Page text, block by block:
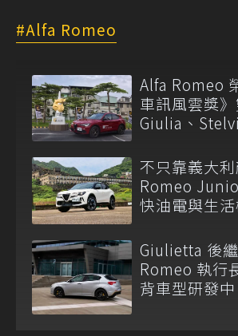
Alfa Romeo
Alfa Romeo
車訊風雲獎
Giulia、
不只靠義大
Romeo
快油電與生
Giulietta 後
Romeo 執行
背車型研發中